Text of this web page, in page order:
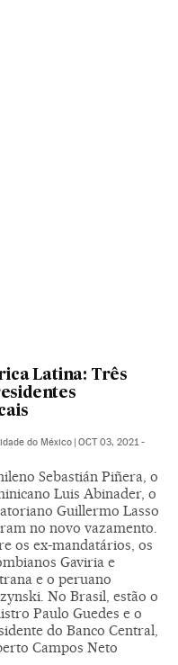
Latina: Três
do México | OCT 03, 2021 -
Sebastián Piñera, o
Luis Abinader, o
Guillermo Lasso
no novo vazamento.
os ex-mandatários, os
Gaviria e
e o peruano
No Brasil, estão o
Paulo Guedes e o
do Banco Central,
Campos Neto